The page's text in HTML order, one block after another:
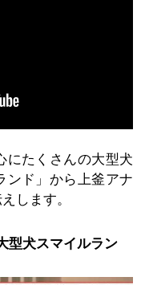
にたくさんの大型犬
ンド」から上釜アナ
します。
型犬スマイルラン